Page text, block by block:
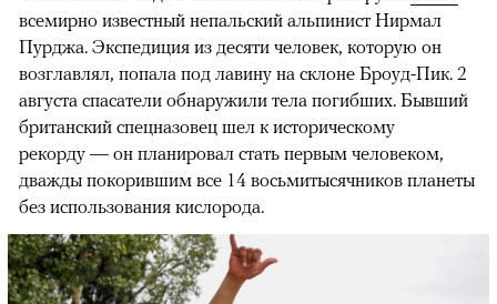
всемирно известный непальский альпинист Нирмал
Пурджа. Экспедиция из десяти человек, которую он
возглавлял, попала под лавину на склоне Броуд-Пик. 2
августа спасатели обнаружили тела погибших. Бывший
британский спецназовец шел к историческому
рекорду — он планировал стать первым человеком,
дважды покорившим все 14 восьмитысячников планеты
без использования кислорода.